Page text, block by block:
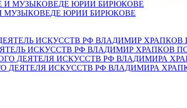
МУЗЫКОВЕДЕ ЮРИИ БИРЮКОВЕ
ИСКУССТВ РФ ВЛАДИМИР ХРАПКОВ
ДЕЯТЕЛЯ ИСКУССТВ РФ ВЛАДИМИРА